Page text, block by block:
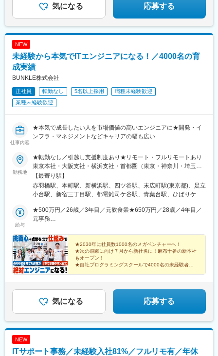
気になる 応募する
NEW
未経験から本気でITエンジニアになる！／4000名の育
成実績
BUNKLE株式会社
正社員 転勤なし 5名以上採用
職種未経験歓迎
業種未経験歓迎
仕事内容
★本気で成長したい人を市場価値の高いエンジニアに★開発・イ
ンフラ・マネジメントなどキャリアの幅も広い
勤務地
★転勤なし／引越し支援制度あり★リモート・フルリモートあり
東京本社・大阪支社・横浜支社・首都圏（東京・神奈川・埼玉・
千葉）の各プロジェクト先のいずれかに勤務【本社】東京都港区
三田1-4-1 住友不動産麻布十番ビル 4F☆2026年7月に移転したば
かりのオシャレな新オフィスです！＜アクセス＞・都営地下鉄大
駅」より徒歩6分・都営地下鉄三田線「芝公園駅」より徒歩9分
【大阪支社】大阪府大阪市中央区久太郎町4-2-15 5F☆2025年1月
歩1分・大阪メトロ中央線「堺筋本町駅」より徒歩8分・大阪メト
ロ御堂筋線「心斎橋駅」より徒歩10分■横浜支社神奈川県横浜市
港北区新横浜2丁目5-2☆2025年10月オープン！＜アクセス＞・
JR各線、横浜市営地下鉄「新横浜駅」より徒歩5分以内※希望や通
いやすさなどを考慮して決定します。※転居を伴う転勤なし※U・I
【最寄り駅】
赤羽橋駅、本町駅、新横浜駅、四ツ谷駅、末広町駅(東京都)、足立
小台駅、新宿三丁目駅、都電雑司ケ谷駅、青葉台駅、ひばりケ丘
駅、下永谷駅、霞ケ関駅(東京都)、梶が谷駅、蒲田駅、茅場町駅、
伊勢佐木長者町駅、井の頭公園駅、多摩センター駅、船橋駅、京
駅、虎ノ門ヒルズ駅、護国寺駅、光が丘駅、新小岩駅、高井戸
駅、国府台駅、桜新町駅、三越前駅、新川崎駅、芝公園駅、渋谷
駅、勝どき駅、中目黒駅、小伝馬町駅、新丸子駅、新橋駅、大久
保駅(東京都)、成増駅、高島平駅、西武新宿駅、表参道駅、芦花公
園駅、千葉ニュータウン中央駅、川崎駅、参宮橋駅、立会川駅、
町田駅、調布駅、天王洲アイル駅、天王町駅、浅草駅(ＴＸ)、向原
駅(東京都)、東陽町駅、藤沢駅、南砂町駅、南与野駅、二子玉川
駅、有楽町駅、日本橋駅(東京都)、柏駅、八王子駅、麹町駅、青山
立場駅、下飯田駅、中田駅(神奈川県)、戸塚駅、舞岡駅、上永谷
給与
★500万円／26歳／3年目／元飲食業★650万円／28歳／4年目／
元事務
年目／元営業
★2030年に社員数1000名のメガベンチャーへ！
★次の飛躍に向け７月から新社名に！麻布十番の新本社
もオープン！
★自社プログラミングスクールで4000名の未経験者を
気になる 応募する
NEW
ITサポート事務／未経験入社81%／フルリモ有／年休